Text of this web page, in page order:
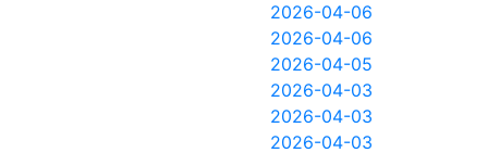
2026-04-06
2026-04-06
2026-04-05
2026-04-03
2026-04-03
2026-04-03